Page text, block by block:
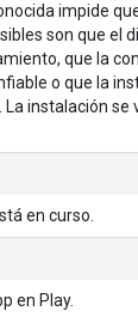
impide
son que el
que la
o que la
La instalación se
en curso.
en Play.